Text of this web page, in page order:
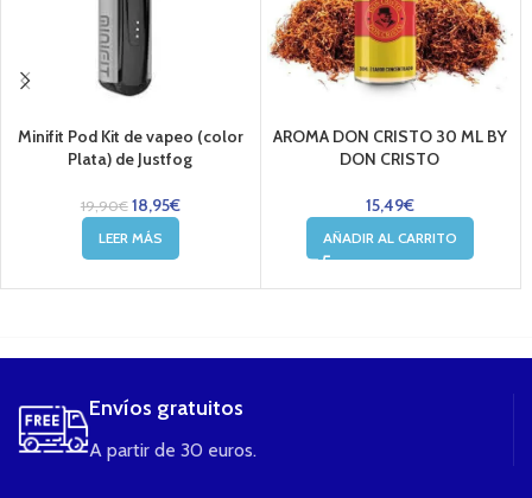
Minifit Pod Kit de vapeo (color
Plata) de Justfog
19,90€ 18,95€
LEER MÁS
AROMA DON CRISTO 30 ML BY
DON CRISTO
15,49€
AÑADIR AL CARRITO
Envíos gratuitos
A partir de 30 euros.